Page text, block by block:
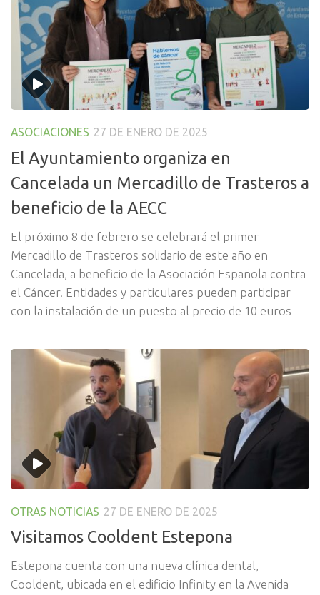
ASOCIACIONES 27 DE ENERO DE 2025
El Ayuntamiento organiza en
Cancelada un Mercadillo de Trasteros a
beneficio de la AECC
El próximo 8 de febrero se celebrará el primer
Mercadillo de Trasteros solidario de este año en
Cancelada, a beneficio de la Asociación Española contra
el Cáncer. Entidades y particulares pueden participar
con la instalación de un puesto al precio de 10 euros
OTRAS NOTICIAS 27 DE ENERO DE 2025
Visitamos Cooldent Estepona
Estepona cuenta con una nueva clínica dental,
Cooldent, ubicada en el edificio Infinity en la Avenida